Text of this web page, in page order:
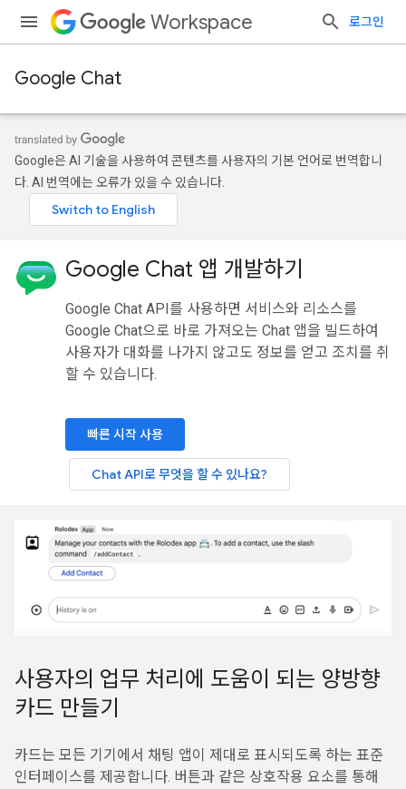
Workspace 로그인
Google Chat
Google은 AI 기술을 사용하여 콘텐츠를 사용자의 기본 언어로 번역합니
다. AI 번역에는 오류가 있을 수 있습니다.
Google Chat 앱 개발하기
Google Chat API를 사용하면 서비스와 리소스를
Google Chat으로 바로 가져오는 Chat 앱을 빌드하여
사용자가 대화를 나가지 않고도 정보를 얻고 조치를 취
할 수 있습니다.
빠른 시작 사용
Chat API로 무엇을 할 수 있나요?
사용자의 업무 처리에 도움이 되는 양방향
카드 만들기
카드는 모든 기기에서 채팅 앱이 제대로 표시되도록 하는 표준
인터페이스를 제공합니다. 버튼과 같은 상호작용 요소를 통해